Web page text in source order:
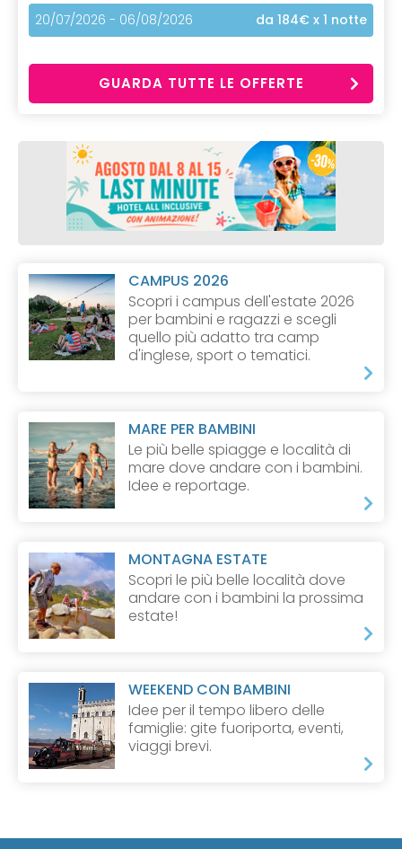
20/07/2026 - 06/08/2026
da 184€ x 1 notte
GUARDA TUTTE LE OFFERTE
CAMPUS 2026
Scopri i campus dell'estate 2026
per bambini e ragazzi e scegli
quello più adatto tra camp
d'inglese, sport o tematici.
MARE PER BAMBINI
Le più belle spiagge e località di
mare dove andare con i bambini.
Idee e reportage.
MONTAGNA ESTATE
Scopri le più belle località dove
andare con i bambini la prossima
estate!
WEEKEND CON BAMBINI
Idee per il tempo libero delle
famiglie: gite fuoriporta, eventi,
viaggi brevi.